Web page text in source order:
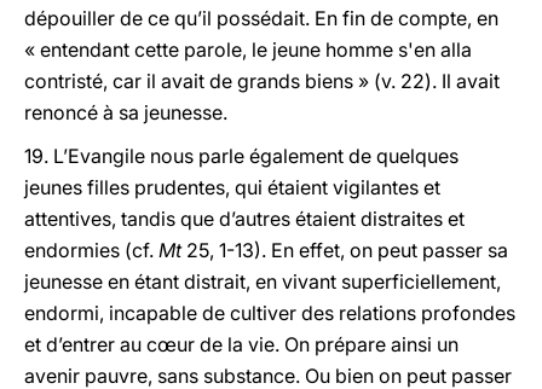
dépouiller de ce qu’il possédait. En fin de compte, en
« entendant cette parole, le jeune homme s'en alla
contristé, car il avait de grands biens » (v. 22). Il avait
renoncé à sa jeunesse.
19. L’Evangile nous parle également de quelques
jeunes filles prudentes, qui étaient vigilantes et
attentives, tandis que d’autres étaient distraites et
endormies (cf. Mt25, 1-13). En effet, on peut passer sa
jeunesse en étant distrait, en vivant superficiellement,
endormi, incapable de cultiver des relations profondes
et d’entrer au cœur de la vie. On prépare ainsi un
avenir pauvre, sans substance. Ou bien on peut passer